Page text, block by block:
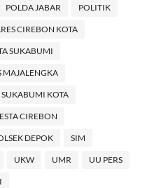
POLDA JABAR POLITIK
CIREBON KOTA
SUKABUMI
MAJALENGKA
SUKABUMI KOTA
CIREBON
DEPOK SIM
UKW UMR UU PERS